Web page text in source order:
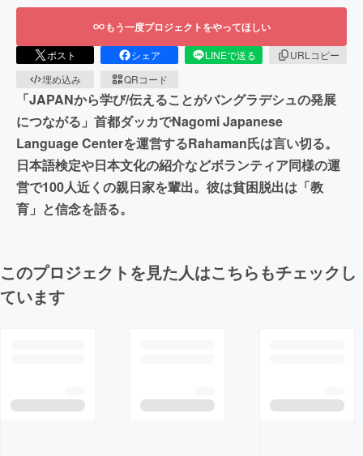
もう一度プロジェクトをやってほしい
ポスト シェア LINEで送る
URLコピー
埋め込み
QRコード
「JAPANから学び/伝えることがバングラデシュの発展
につながる」首都ダッカでNagomi Japanese
Language Centerを運営するRahaman氏は言い切る。
日本語検定や日本文化の紹介などボランティア同様の運
営で100人近くの親日家を輩出。彼は貧困脱出は「教
育」と信念を語る。
このプロジェクトを見た人はこちらもチェックし
ています